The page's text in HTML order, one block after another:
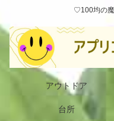
♡100均の
アウトドア
台所